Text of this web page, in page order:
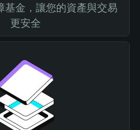
基金，讓您的資產與交易
更安全